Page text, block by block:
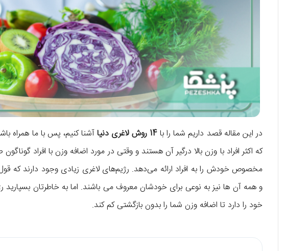
در این مقاله قصد داریم شما را با14 روش لاغری دنیا
آشنا کنیم، پس با ما همراه
که اکثر افراد با وزن بالا درگیر آن هستند و وقتی در مورد اضافه وزن با افراد
مخصوص خودش را به افراد ارائه می‌دهد. رژیم‌های لاغری زیادی وجود دارند که
و همه‌ آن ها نیز به نوعی برای خودشان معروف می باشند. اما به خاطرتان
خود را دارد تا اضافه وزن شما را بدون بازگشتی کم کند.